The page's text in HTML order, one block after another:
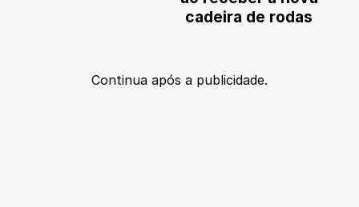
cadeira de rodas
Continua após a publicidade.